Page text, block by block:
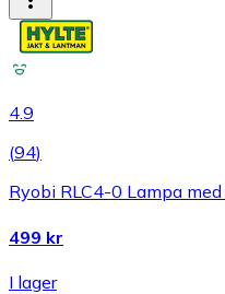
4.9
(94)
Ryobi RLC4-0 Lampa
499 kr
I lager